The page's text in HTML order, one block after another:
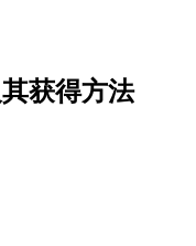
获得方法